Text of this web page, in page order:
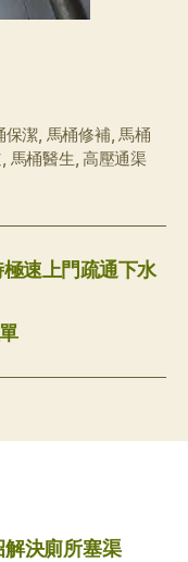
保潔, 馬桶修補,馬桶
, 馬桶醫生, 高壓通渠
速上門疏通下水
決廁所塞渠